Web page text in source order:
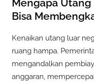
Mengapa Utang
Bisa
Kenaikan utang luar
ruang hampa.
mengandalkan
anggaran,